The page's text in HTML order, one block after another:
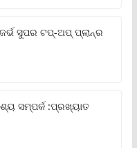
ସୁପର ଟପ୍‌-ଅପ୍ ପ୍ଲାନ୍‌ର
ସମ୍ପର୍କ :ପ୍ରଖ୍ୟାତ